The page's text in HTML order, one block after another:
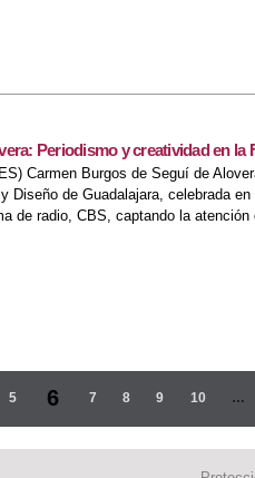
Periodismo y creatividad en la
Carmen Burgos de Seguí de
Diseño de Guadalajara, celebrada
de radio, CBS, captando la atención
5 6 7 8 9 10 …